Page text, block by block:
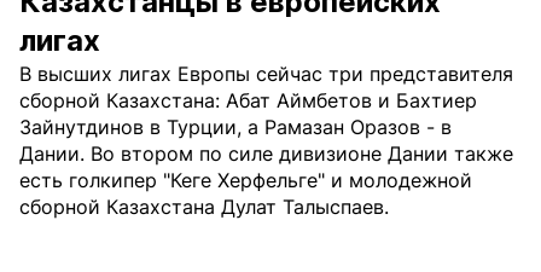
лигах
В высших лигах Европы сейчас три представителя
сборной Казахстана: Абат Аймбетов и Бахтиер
Зайнутдинов в Турции, а Рамазан Оразов - в
Дании. Во втором по силе дивизионе Дании также
есть голкипер "Кеге Херфельге" и молодежной
сборной Казахстана Дулат Талыспаев.